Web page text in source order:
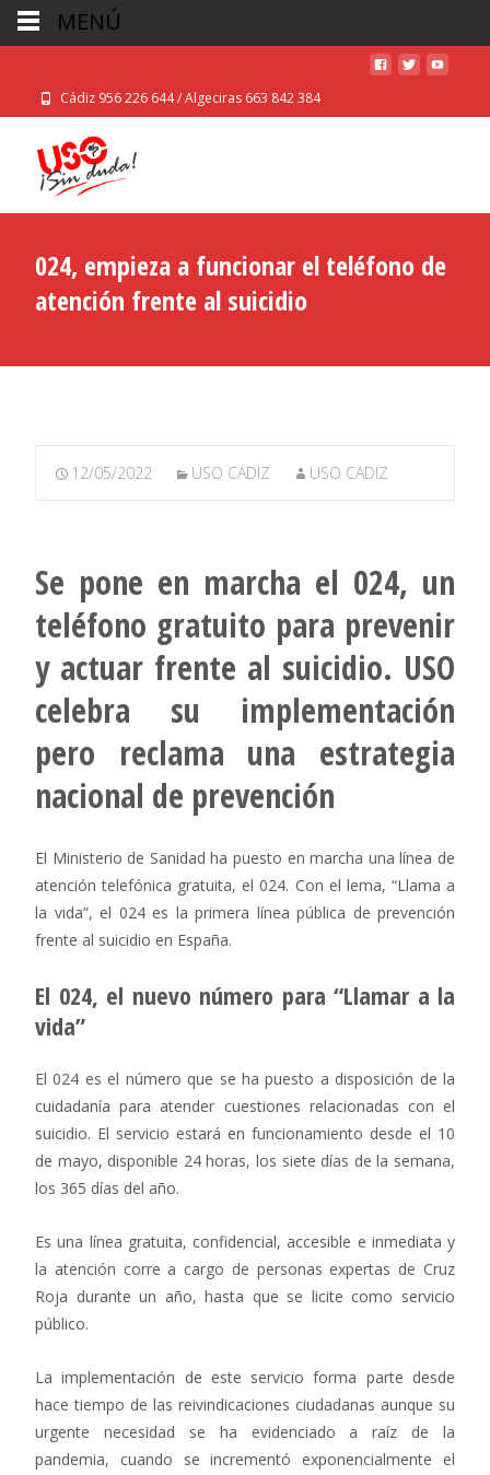
Cádiz 956 226 644 / Algeciras 663 842 384
024, empieza a funcionar el teléfono de
atención frente al suicidio
12/05/2022 USO CADIZ USO CADIZ
Se pone en marcha el 024, un
teléfono gratuito para prevenir
y actuar frente al suicidio. USO
celebra su implementación
pero reclama una estrategia
nacional de prevención
El Ministerio de Sanidad ha puesto en marcha una línea de
atención telefónica gratuita, el 024. Con el lema, “Llama a
la vida”, el 024 es la primera línea pública de prevención
frente al suicidio en España.
El 024, el nuevo número para “Llamar a la
vida”
El 024 es el número que se ha puesto a disposición de la
cuidadanía para atender cuestiones relacionadas con el
suicidio. El servicio estará en funcionamiento desde el 10
de mayo, disponible 24 horas, los siete días de la semana,
los 365 días del año.
Es una línea gratuita, confidencial, accesible e inmediata y
la atención corre a cargo de personas expertas de Cruz
Roja durante un año, hasta que se licite como servicio
público.
La implementación de este servicio forma parte desde
hace tiempo de las reivindicaciones ciudadanas aunque su
urgente necesidad se ha evidenciado a raíz de la
pandemia, cuando se incrementó exponencialmente el
MENÚ